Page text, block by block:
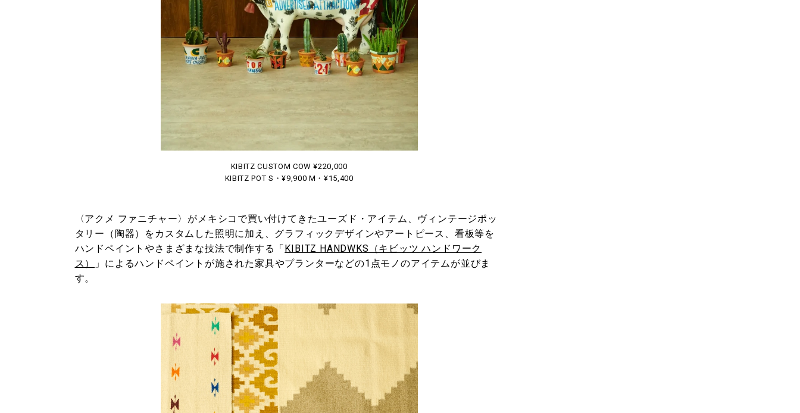
KIBITZ CUSTOM COW ¥220,000
KIBITZ POT S・¥9,900 M・¥15,400
〈アクメ ファニチャー〉がメキシコで買い付けてきたユーズド・アイテム、ヴィンテージポッ
タリー（陶器）をカスタムした照明に加え、グラフィックデザインやアートピース、看板等を
ハンドペイントやさまざまな技法で制作する「KIBITZ HANDWKS（キビッツ ハンドワーク
ス）
」によるハンドペイントが施された家具やプランターなどの1点モノのアイテムが並びま
す。